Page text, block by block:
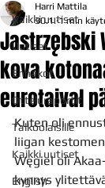
Kaikki uutiset
Uutiset
Ennakot
Otteluraportit
Talkoolaisille
Kaikki uutiset
English
Jastrzębski
kova
eurotaival
Harri Mattila
30.1. 1 min
Kuten oli
liigan
Węgiel oli
kynnys